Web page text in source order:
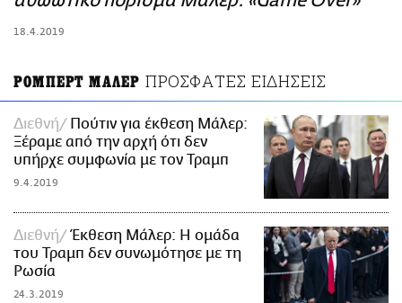
18.4.2019
ΡΟΜΠΕΡΤ ΜΑΛΕΡ ΠΡΟΣΦΑΤΕΣ ΕΙΔΗΣΕΙΣ
Διεθνή
Πούτιν για έκθεση Μάλερ:
Ξέραμε από την αρχή ότι δεν
υπήρχε συμφωνία με τον Τραμπ
9.4.2019
Διεθνή
Έκθεση Μάλερ: Η ομάδα
του Τραμπ δεν συνωμότησε με τη
Ρωσία
24.3.2019